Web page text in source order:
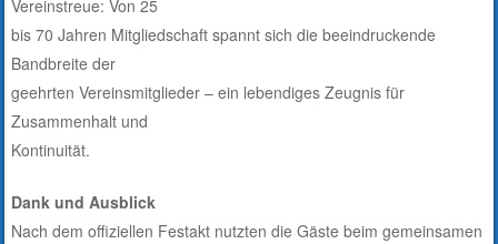
Vereinstreue: Von 25
bis 70 Jahren Mitgliedschaft spannt sich die beeindruckende
Bandbreite der
geehrten Vereinsmitglieder – ein lebendiges Zeugnis für
Zusammenhalt und
Kontinuität.
Dank und Ausblick
Nach dem offiziellen Festakt nutzten die Gäste beim gemeinsamen